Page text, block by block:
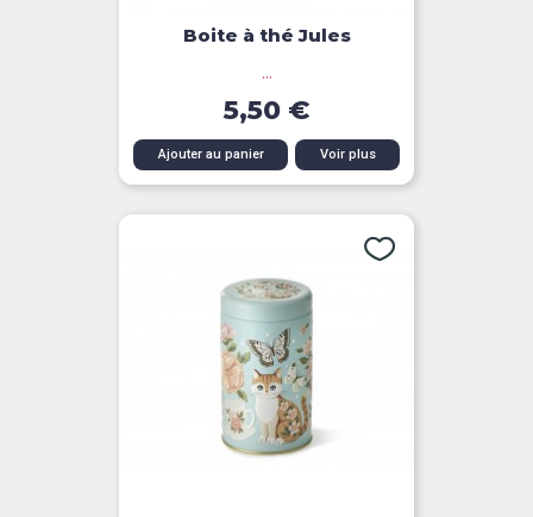
Boite à thé Jules
...
5,50 €
Ajouter au panier Voir plus